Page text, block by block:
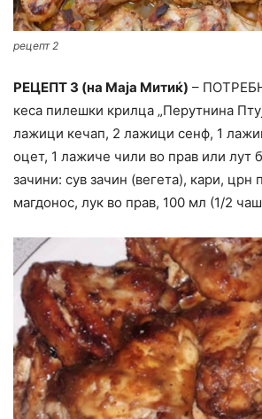
рецепт 2
РЕЦЕПТ 3 (на Маја Митиќ) –
кеса пилешки крилца „Перутнина
лажици кечап, 2 лажици сенф, 1
оцет, 1 лажиче чили во прав или лут
зачини: сув зачин (вегета), кари, црн
магдонос, лук во прав, 100 мл (1/2